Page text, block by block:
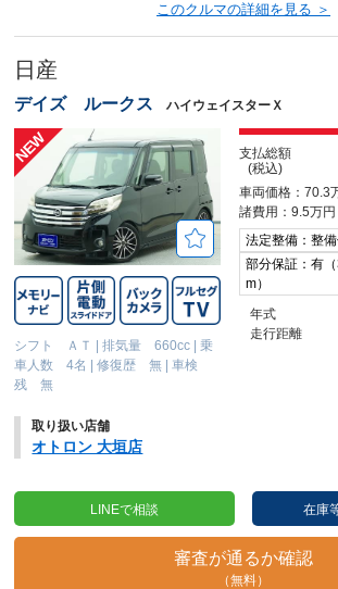
このクルマの詳細を見る ＞
日産
デイズ ルークス ハイウェイスターＸ
シフト ＡＴ |排気量 660cc |乗
車人数 4名 |修復歴 無 |車検
残 無
支払総額
(税込)
車両価格：70.3
諸費用：9.5万円
法定整備：整
部分保証：有
m）
年式
走行距離
取り扱い店舗
オトロン 大垣店
LINEで相談 在庫
審査が通るか確認
（無料）